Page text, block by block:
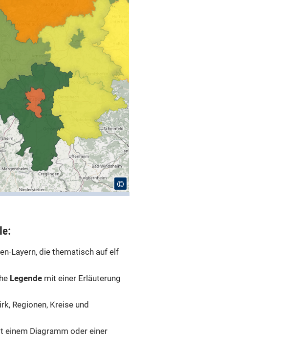
Layern, die thematisch auf elf
Legende mit einer Erläuterung
Regionen, Kreise und
einem Diagramm oder einer